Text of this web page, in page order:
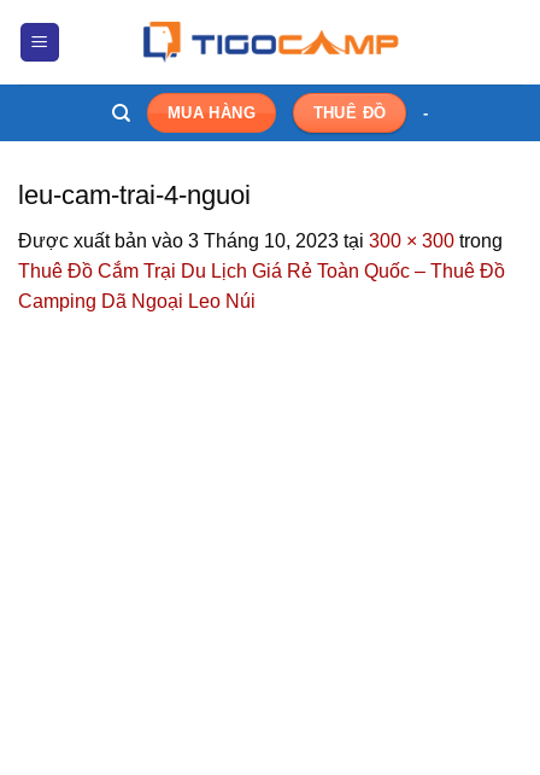
MUA HÀNG THUÊ ĐỒ -
leu-cam-trai-4-nguoi
Được xuất bản vào 3 Tháng 10, 2023 tại 300 × 300 trong
Thuê Đồ Cắm Trại Du Lịch Giá Rẻ Toàn Quốc – Thuê Đồ
Camping Dã Ngoại Leo Núi